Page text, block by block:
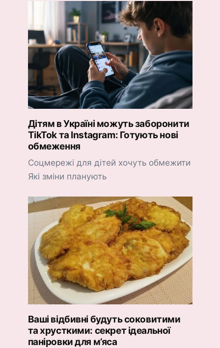
Дітям в Україні можуть заборонити
TikTok та Instagram: Готують нові
обмеження
Соцмережі для дітей хочуть обмежити
Які зміни планують
Ваші відбивні будуть соковитими
та хрусткими: секрет ідеальної
паніровки для м’яса